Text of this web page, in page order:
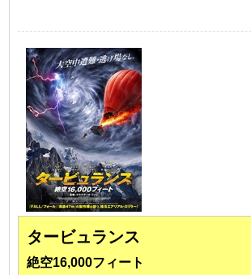
タービュランス
絶空16,000フィート